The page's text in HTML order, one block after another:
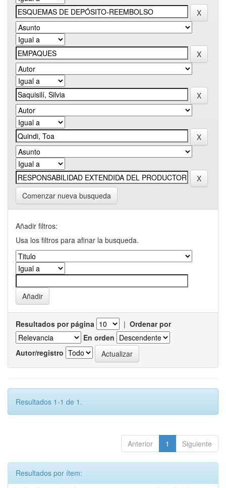
Comenzar nueva busqueda
Añadir filtros:
Usa los filtros para afinar la busqueda.
Resultados por página | Ordenar por
En orden
Autor/registro
Resultados 1-1 de 1.
Anterior 1 Siguiente
Resultados por ítem: